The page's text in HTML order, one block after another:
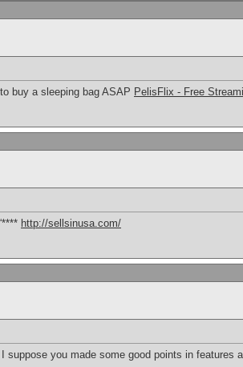
buy a sleeping bag ASAP PelisFlix - Free
http://sellsinusa.com/
you made some good points in features